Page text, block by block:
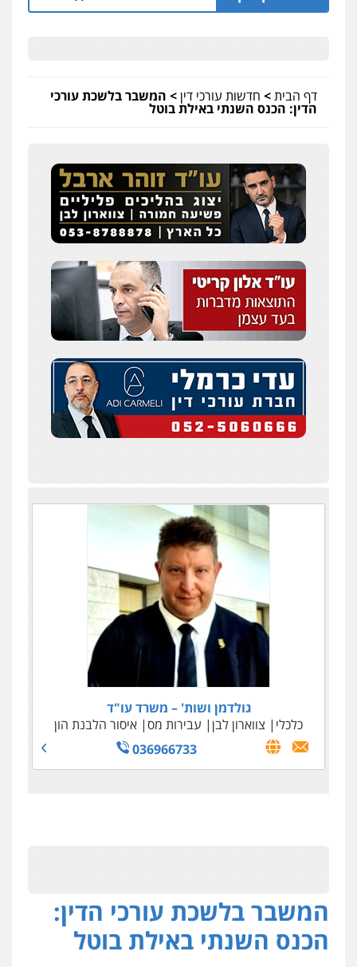
דף הבית> חדשות עורכי דין> המשבר בלשכת עורכי
הדין: הכנס השנתי באילת בוטל
גולדמן ושות' – משרד עו"ד
כלכלי
צווארון לבן עבירות מס איסור הלבנת הון
036966733
המשבר בלשכת עורכי הדין:
הכנס השנתי באילת בוטל